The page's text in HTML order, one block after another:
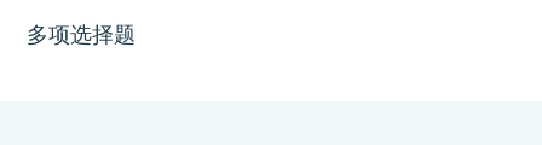
多项选择题